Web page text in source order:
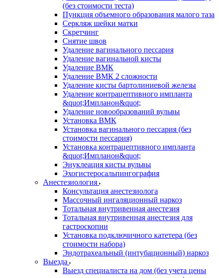
(без стоимости теста)
Пункция объемного образования малого таза
Серкляж шейки матки
Скретчинг
Снятие швов
Удаление вагинального пессария
Удаление вагинальной кисты
Удаление ВМК
Удаление ВМК 2 сложности
Удаление кисты бартолиниевой железы
Удаление контрацептивного импланта
&quot;Импланон&quot;
Удаление новообразований вульвы
Установка ВМК
Установка вагинального пессария (без
стоимости пессария)
Установка контрацептивного импланта
&quot;Импланон&quot;
Энуклеация кисты вульвы
Эхогистеросальпингография
Анестезиология
Консультация анестезиолога
Массочный ингаляционный наркоз
Тотальная внутривенная анестезия
Тотальная внутривенная анестезия для
гастроскопии
Установка подключичного катетера (без
стоимости набора)
Эндотрахеальный (интубационный) наркоз
Выезда
Выезд специалиста на дом (без учета цены